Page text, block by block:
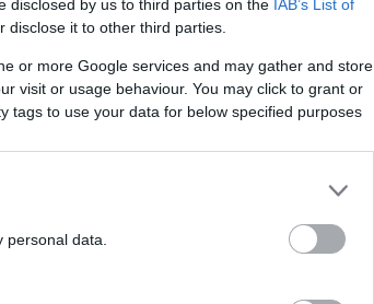
disclosed by us to third parties on the IAB’s List of
disclose it to other third parties.
or more Google services and may gather and store
visit or usage behaviour. You may click to grant or
tags to use your data for below specified purposes
data.
εναντίον
συστημάτων: Η